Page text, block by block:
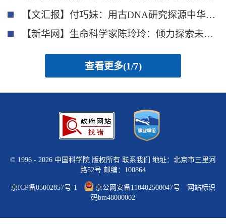
【文汇报】付巧妹：用古DNA研究探源中华文明
【新华网】生命科学家陈玲玲：倾力探索未知、揭示谜底
查看更多(1/7)
© 1996 - 2026 中国科学院 版权所有 联系我们 地址：北京市三里河
路52号 邮编：100864
京ICP备05002857号-1
京公网安备110402500047号 网站标识
码bm48000002